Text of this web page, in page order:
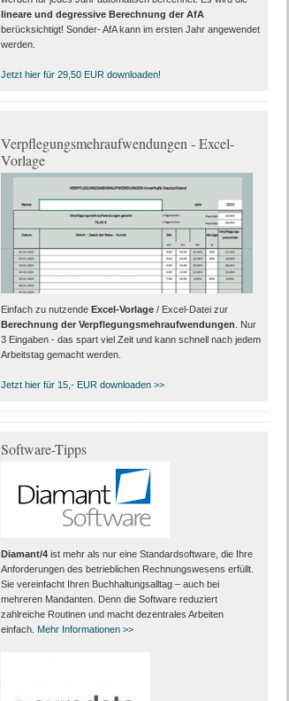
lineare und degressive Berechnung der AfA
berücksichtigt! Sonder- AfA kann im ersten Jahr angewendet
werden.
Jetzt hier für 29,50 EUR downloaden!
Verpflegungsmehraufwendungen - Excel-
Vorlage
Einfach zu nutzende Excel-Vorlage/ Excel-Datei zur
Berechnung der Verpflegungsmehraufwendungen . Nur
3 Eingaben - das spart viel Zeit und kann schnell nach jedem
Arbeitstag gemacht werden.
Jetzt hier für 15,- EUR downloaden >>
Software-Tipps
Diamant/4 ist mehr als nur eine Standardsoftware, die Ihre
Anforderungen des betrieblichen Rechnungswesens erfüllt.
Sie vereinfacht Ihren Buchhaltungsalltag – auch bei
mehreren Mandanten. Denn die Software reduziert
zahlreiche Routinen und macht dezentrales Arbeiten
einfach. Mehr Informationen >>